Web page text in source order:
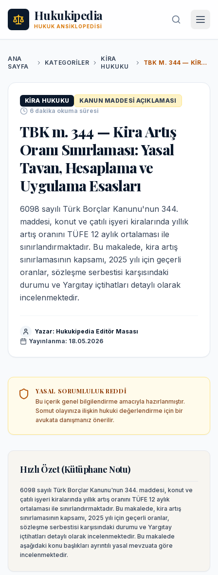
Hukukipedia
HUKUK ANSIKLOPEDISI
ANA
SAYFA
KATEGORILER
KIRA
HUKUKU
TBK M. 344 — KIRA ARTIŞ ORANI SINIRLAMASI: YASAL TAVAN, HESAPLAMA VE UYGULAMA ESASLARI
KIRA HUKUKU
KANUN MADDESI AÇIKLAMASI
6 dakika okuma süresi
TBK m. 344 — Kira Artış
Oranı Sınırlaması: Yasal
Tavan, Hesaplama ve
Uygulama Esasları
6098 sayılı Türk Borçlar Kanunu'nun 344.
maddesi, konut ve çatılı işyeri kiralarında yıllık
artış oranını TÜFE 12 aylık ortalaması ile
sınırlandırmaktadır. Bu makalede, kira artış
sınırlamasının kapsamı, 2025 yılı için geçerli
oranlar, sözleşme serbestisi karşısındaki
durumu ve Yargıtay içtihatları detaylı olarak
incelenmektedir.
Yazar: Hukukipedia Editör Masası
Yayınlanma: 18.05.2026
YASAL SORUMLULUK REDDI
Bu içerik genel bilgilendirme amacıyla hazırlanmıştır.
Somut olayınıza ilişkin hukuki değerlendirme için bir
avukata danışmanız önerilir.
Hızlı Özet (Kütüphane Notu)
6098 sayılı Türk Borçlar Kanunu'nun 344. maddesi, konut ve
çatılı işyeri kiralarında yıllık artış oranını TÜFE 12 aylık
ortalaması ile sınırlandırmaktadır. Bu makalede, kira artış
sınırlamasının kapsamı, 2025 yılı için geçerli oranlar,
sözleşme serbestisi karşısındaki durumu ve Yargıtay
içtihatları detaylı olarak incelenmektedir. Bu makalede
aşağıdaki konu başlıkları ayrıntılı yasal mevzuata göre
incelenmektedir.